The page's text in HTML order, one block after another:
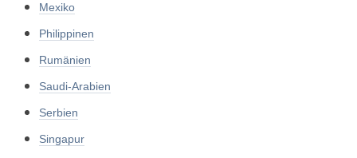
Mexiko
Philippinen
Rumänien
Saudi-Arabien
Serbien
Singapur